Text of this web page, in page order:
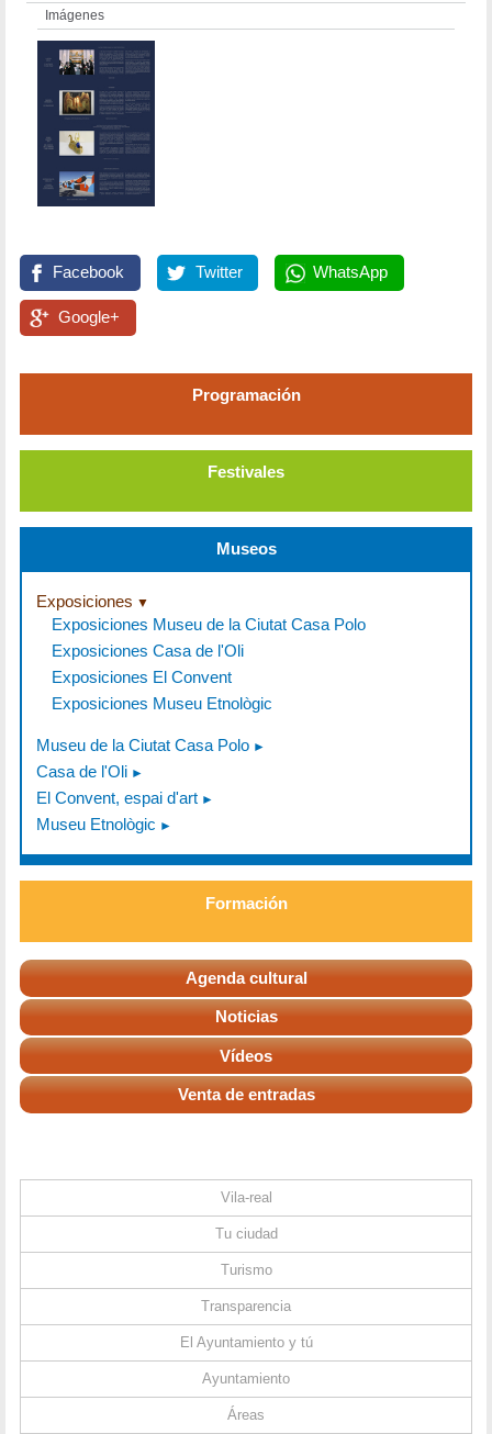
Imágenes
Facebook Twitter WhatsApp
Google+
Programación
Festivales
Museos
Exposiciones
Exposiciones Museu de la Ciutat Casa Polo
Exposiciones Casa de l'Oli
Exposiciones El Convent
Exposiciones Museu Etnològic
Museu de la Ciutat Casa Polo
Casa de l'Oli
El Convent, espai d'art
Museu Etnològic
Formación
Agenda cultural
Noticias
Vídeos
Venta de entradas
Vila-real
Tu ciudad
Turismo
Transparencia
El Ayuntamiento y tú
Ayuntamiento
Áreas